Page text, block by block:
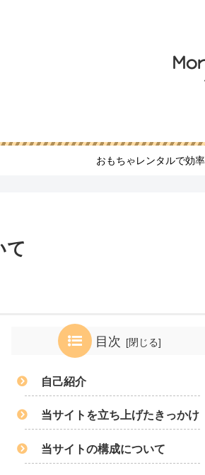
おもちゃレンタルで
て
目次
自己紹介
当サイトを立ち上げたきっかけ
当サイトの構成について